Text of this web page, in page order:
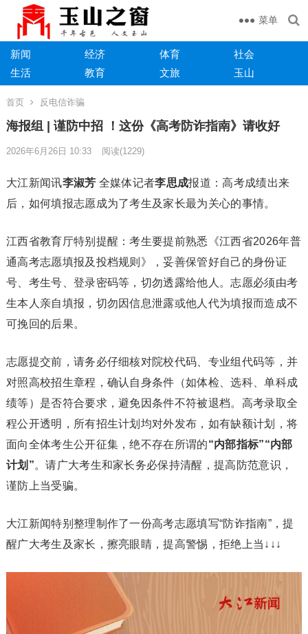
菜单
新闻 经济 体育
社会
生活
教育 文旅 玉山
首页 反电信诈骗
海报组 | 谨防中招 ！这份《高考防诈指南》请收好
2026年6月26日 10:33 阅读(1229)
大江新闻讯李淑芳 全媒体记者李思成报道：高考成绩出来
后，如何填报志愿成为了考生及家长最为关心的事情。
江西省教育厅特别提醒：考生要提前熟悉《江西省2026年普
通高考志愿填报及投档规则》，妥善保管好自己的身份证
号、考生号、登录密码等，切勿透露给他人。志愿必须由考
生本人亲自填报，切勿因信息泄露或他人代为填报而造成不
可挽回的后果。
志愿提交前，请务必仔细核对院校代码、专业组代码等，并
对照高校招生章程，确认自身条件（如体检、选科、单科成
绩等）是否符合要求，避免因条件不符被退档。高考录取全
程公开透明，所有招生计划均对外发布，如有缺额计划，将
面向全体考生公开征集，绝不存在所谓的“内部指标”“内部
计划”。请广大考生和家长务必保持清醒，提高防范意识，
谨防上当受骗。
大江新闻特别整理制作了一份高考志愿填写“防诈指南”，提
醒广大考生及家长，擦亮眼睛，提高警惕，拒绝上当↓↓↓